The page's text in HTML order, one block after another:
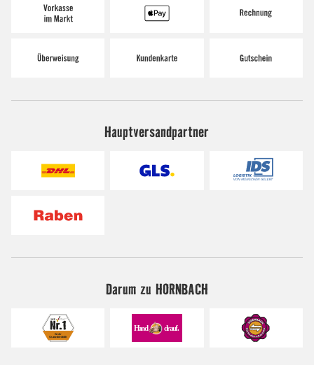
Hauptversandpartner
Darum zu HORNBACH